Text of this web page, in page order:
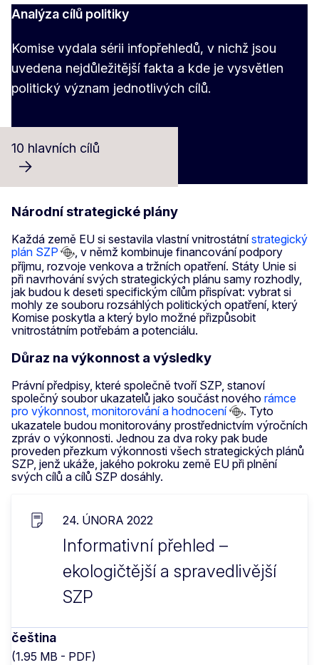
Analýza cílů politiky
Komise vydala sérii infopřehledů, v nichž jsou
uvedena nejdůležitější fakta a kde je vysvětlen
politický význam jednotlivých cílů.
10 hlavních cílů
Národní strategické plány
Každá země EU si sestavila vlastní vnitrostátnístrategický
plán SZP
, v němž kombinuje financování podpory
příjmu, rozvoje venkova a tržních opatření. Státy Unie si
při navrhování svých strategických plánu samy rozhodly,
jak budou k deseti specifickým cílům přispívat: vybrat si
mohly ze souboru rozsáhlých politických opatření, který
Komise poskytla a který bylo možné přizpůsobit
vnitrostátním potřebám a potenciálu.
Důraz na výkonnost a výsledky
Právní předpisy, které společně tvoří SZP, stanoví
společný soubor ukazatelů jako součást nového rámce
pro výkonnost, monitorování a hodnocení
. Tyto
ukazatele budou monitorovány prostřednictvím výročních
zpráv o výkonnosti. Jednou za dva roky pak bude
proveden přezkum výkonnosti všech strategických plánů
SZP, jenž ukáže, jakého pokroku země EU při plnění
svých cílů a cílů SZP dosáhly.
24. ÚNORA 2022
Informativní přehled –
ekologičtější a spravedlivější
SZP
čeština
(1.95 MB - PDF)